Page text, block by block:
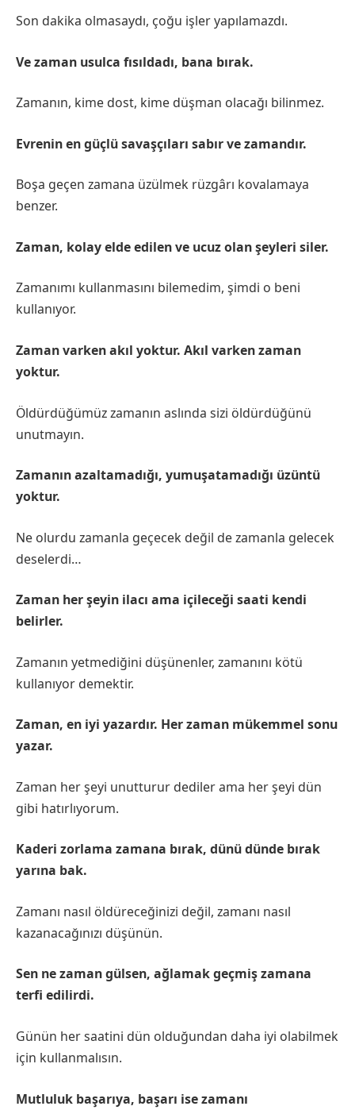
Son dakika olmasaydı, çoğu işler yapılamazdı.
Ve zaman usulca fısıldadı, bana bırak.
Zamanın, kime dost, kime düşman olacağı bilinmez.
Evrenin en güçlü savaşçıları sabır ve zamandır.
Boşa geçen zamana üzülmek rüzgârı kovalamaya
benzer.
Zaman, kolay elde edilen ve ucuz olan şeyleri siler.
Zamanımı kullanmasını bilemedim, şimdi o beni
kullanıyor.
Zaman varken akıl yoktur. Akıl varken zaman
yoktur.
Öldürdüğümüz zamanın aslında sizi öldürdüğünü
unutmayın.
Zamanın azaltamadığı, yumuşatamadığı üzüntü
yoktur.
Ne olurdu zamanla geçecek değil de zamanla gelecek
deselerdi…
Zaman her şeyin ilacı ama içileceği saati kendi
belirler.
Zamanın yetmediğini düşünenler, zamanını kötü
kullanıyor demektir.
Zaman, en iyi yazardır. Her zaman mükemmel sonu
yazar.
Zaman her şeyi unutturur dediler ama her şeyi dün
gibi hatırlıyorum.
Kaderi zorlama zamana bırak, dünü dünde bırak
yarına bak.
Zamanı nasıl öldüreceğinizi değil, zamanı nasıl
kazanacağınızı düşünün.
Sen ne zaman gülsen, ağlamak geçmiş zamana
terfi edilirdi.
Günün her saatini dün olduğundan daha iyi olabilmek
için kullanmalısın.
Mutluluk başarıya, başarı ise zamanı